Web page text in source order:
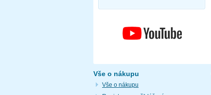
Vše o nákupu
Vše o nákupu